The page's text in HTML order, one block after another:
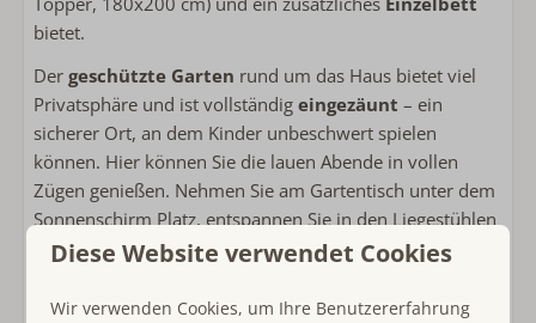
kinderfreundlich
Lage Unterkunft
Privatsphäre
Freistehende Unterkunft im Ferienpark
De Toekomst
bietet.
Der geschützte Garten rund um das Haus bietet viel
Privatsphäre und ist vollständig eingezäunt – ein
sicherer Ort, an dem Kinder unbeschwert spielen
können. Hier können Sie die lauen Abende in vollen
Zügen genießen. Nehmen Sie am Gartentisch unter dem
Sonnenschirm Platz, entspannen Sie in den Liegestühlen
oder bereiten Sie auf demGasgrillein köstliches Essen
das perfekte Urlaubsgefühl voller Natur und Ruhe.
Diese Website verwendet Cookies
Wir verwenden Cookies, um Ihre Benutzererfahrung